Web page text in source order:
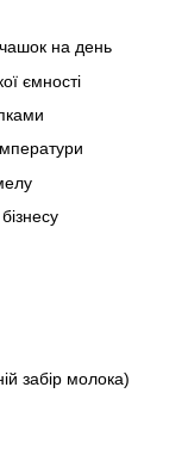
на день
ємності
забір молока)